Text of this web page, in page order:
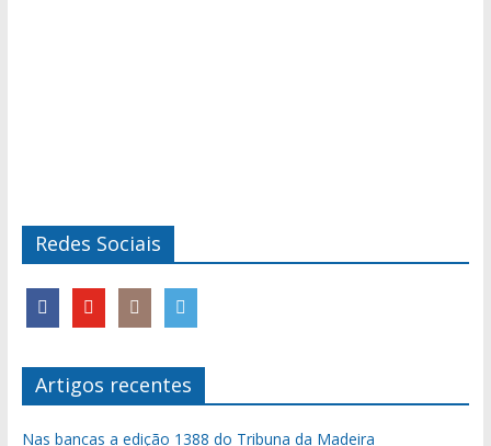
Redes Sociais
Artigos recentes
Nas bancas a edição 1388 do Tribuna da Madeira